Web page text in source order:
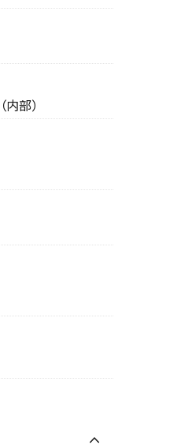
部）